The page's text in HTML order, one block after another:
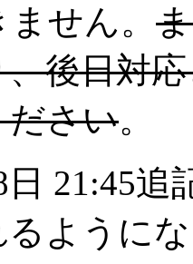
せん。
後日対
ださい。
日 21:45
るように